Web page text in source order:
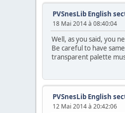
PVSnesLib English
18 Mai 2014 à 08:40:04
Well, as you said, you
Be careful to have
transparent palette
PVSnesLib English
12 Mai 2014 à 20:42:06